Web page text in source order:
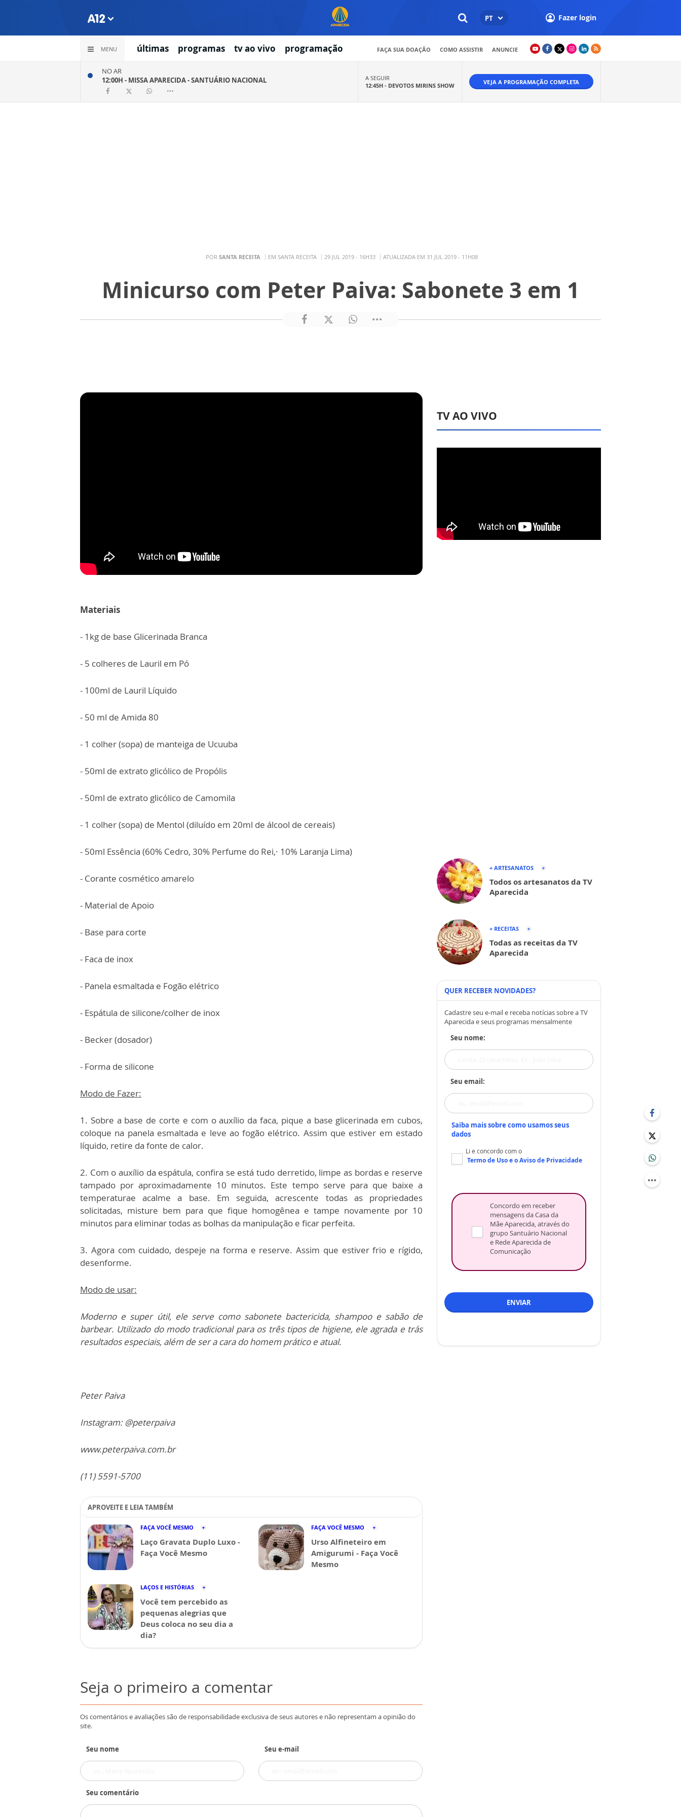
PT Fazer login
MENU últimas programas tv ao vivo programação FAÇA SUA DOAÇÃO COMO ASSISTIR ANUNCIE
NO AR
12:00H - MISSA APARECIDA - SANTUÁRIO NACIONAL
A SEGUIR
12:45H - DEVOTOS MIRINS SHOW VEJA A PROGRAMAÇÃO COMPLETA
POR SANTA RECEITA EM SANTA RECEITA 29 JUL 2019 - 16H33 ATUALIZADA EM 31 JUL 2019 - 11H08
Minicurso com Peter Paiva: Sabonete 3 em 1
Materiais
- 1kg de base Glicerinada Branca
- 5 colheres de Lauril em Pó
- 100ml de Lauril Líquido
- 50 ml de Amida 80
- 1 colher (sopa) de manteiga de Ucuuba
- 50ml de extrato glicólico de Propólis
- 50ml de extrato glicólico de Camomila
- 1 colher (sopa) de Mentol (diluído em 20ml de álcool de cereais)
- 50ml Essência (60% Cedro, 30% Perfume do Rei,· 10% Laranja Lima)
- Corante cosmético amarelo
- Material de Apoio
- Base para corte
- Faca de inox
- Panela esmaltada e Fogão elétrico
- Espátula de silicone/colher de inox
- Becker (dosador)
- Forma de silicone
Modo de Fazer:
1. Sobre a base de corte e com o auxílio da faca, pique a base glicerinada em cubos,
coloque na panela esmaltada e leve ao fogão elétrico. Assim que estiver em estado
líquido, retire da fonte de calor.
2. Com o auxílio da espátula, confira se está tudo derretido, limpe as bordas e reserve
tampado por aproximadamente 10 minutos. Este tempo serve para que baixe a
temperaturae acalme a base. Em seguida, acrescente todas as propriedades
solicitadas, misture bem para que fique homogênea e tampe novamente por 10
minutos para eliminar todas as bolhas da manipulação e ficar perfeita.
3. Agora com cuidado, despeje na forma e reserve. Assim que estiver frio e rígido,
desenforme.
Modo de usar:
Moderno e super útil, ele serve como sabonete bactericida, shampoo e sabão de
barbear. Utilizado do modo tradicional para os três tipos de higiene, ele agrada e trás
resultados especiais, além de ser a cara do homem prático e atual.
Peter Paiva
Instagram: @peterpaiva
www.peterpaiva.com.br
(11) 5591-5700
APROVEITE E LEIA TAMBÉM
FAÇA VOCÊ MESMO
Laço Gravata Duplo Luxo -
Faça Você Mesmo
FAÇA VOCÊ MESMO
Urso Alfineteiro em
Amigurumi - Faça Você
Mesmo
LAÇOS E HISTÓRIAS
Você tem percebido as
pequenas alegrias que
Deus coloca no seu dia a
dia?
Seja o primeiro a comentar
Os comentários e avaliações são de responsabilidade exclusiva de seus autores e não representam a opinião do
site.
Seu nome Seu e-mail
Seu comentário
TV AO VIVO
+ ARTESANATOS
Todos os artesanatos da TV
Aparecida
+ RECEITAS
Todas as receitas da TV
Aparecida
QUER RECEBER NOVIDADES?
Cadastre seu e-mail e receba notícias sobre a TV
Aparecida e seus programas mensalmente
Seu nome:
Seu email:
Saiba mais sobre como usamos seus
dados
Li e concordo com o
Termo de Usoe oAviso de Privacidade
Concordo em receber
mensagens da Casa da
Mãe Aparecida, através do
grupo Santuário Nacional
e Rede Aparecida de
Comunicação
ENVIAR